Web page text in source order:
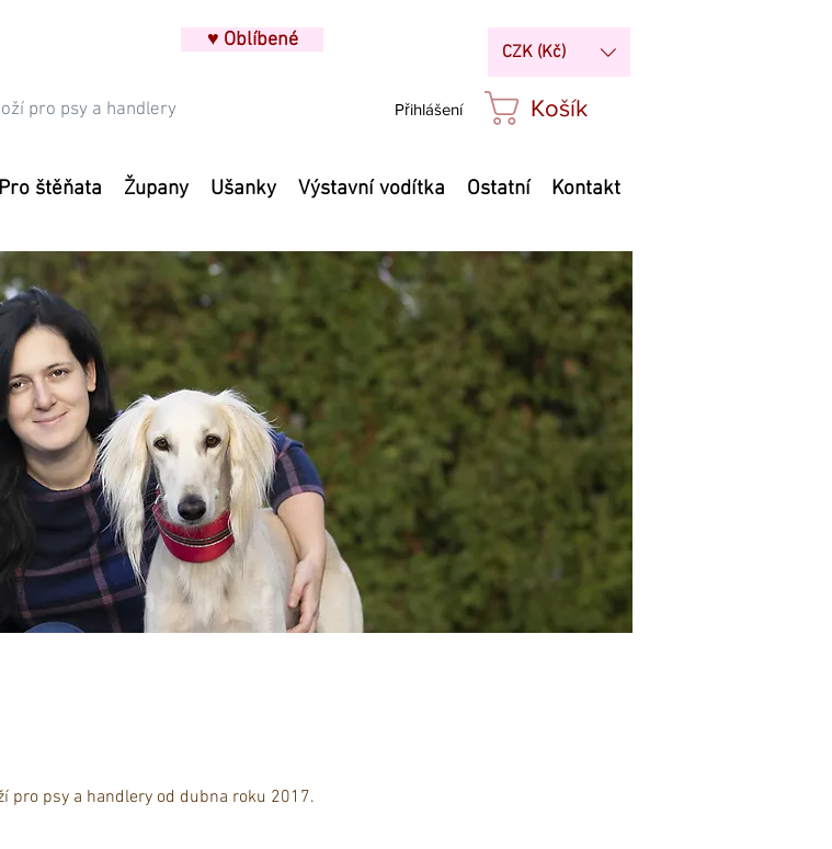
pro psy a handlery
♥ Oblíbené
Přihlášení
CZK (Kč)
Košík
Pro štěňata Župany Ušanky Výstavní vodítka Ostatní Kontakt
pro psy a handlery od dubna roku 2017.